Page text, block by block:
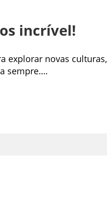
incrível!
explorar novas culturas,
sempre….